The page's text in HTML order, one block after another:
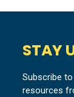
STAY
Subscribe
resources